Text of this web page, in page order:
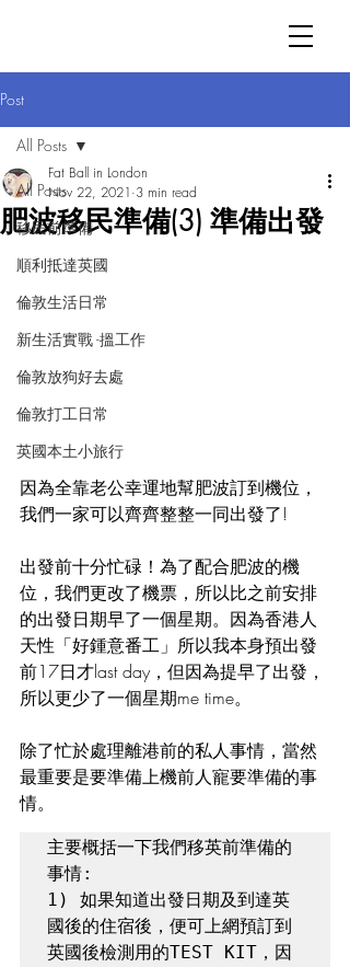
Post
All Posts
移民前準備
順利抵達英國
倫敦生活日常
新生活實戰 -搵工作
倫敦放狗好去處
倫敦打工日常
英國本土小旅行
All Posts
肥波移民準備(3) 準備出發
Fat Ball in London
Nov 22, 2021 3 min read
因為全靠老公幸運地幫肥波訂到機位，
我們一家可以齊齊整整一同出發了!
出發前十分忙碌！為了配合肥波的機
位，我們更改了機票，所以比之前安排
的出發日期早了一個星期。因為香港人
天性「好鍾意番工」所以我本身預出發
前17日才last day，但因為提早了出發，
所以更少了一個星期me time。
除了忙於處理離港前的私人事情，當然
最重要是要準備上機前人寵要準備的事
情。
主要概括一下我們移英前準備的
事情:
1) 如果知道出發日期及到達英
國後的住宿後，便可上網預訂到
英國後檢測用的TEST KIT，因